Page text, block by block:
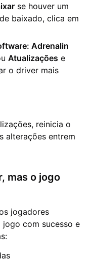
se houver um
baixado, clica em
Adrenalin
Atualizações e
o driver mais
reinicia o
alterações entrem
mas o jogo
jogadores
com sucesso e